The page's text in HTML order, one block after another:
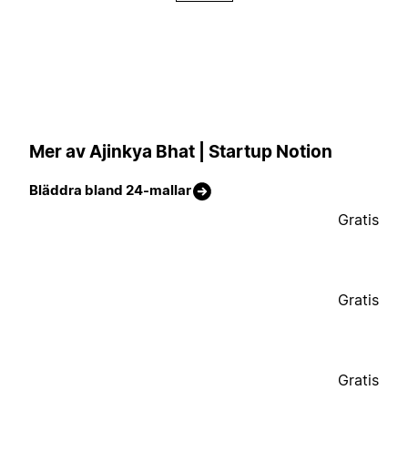
Mer av Ajinkya Bhat | Startup Notion
Bläddra bland 24-mallar
Gratis
Gratis
Gratis